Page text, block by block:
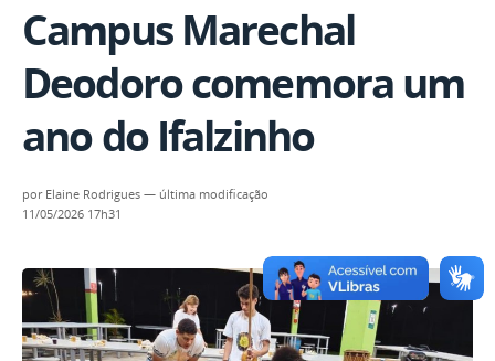
Campus Marechal
Deodoro comemora um
ano do Ifalzinho
por Elaine Rodrigues — última modificação
11/05/2026 17h31